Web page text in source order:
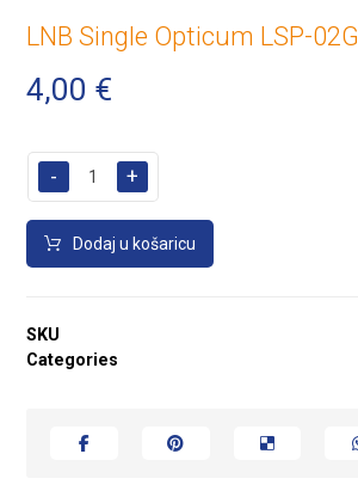
LNB Single Opticum LSP-02G
4,00 €
- +
Dodaj u košaricu
SKU
Categories